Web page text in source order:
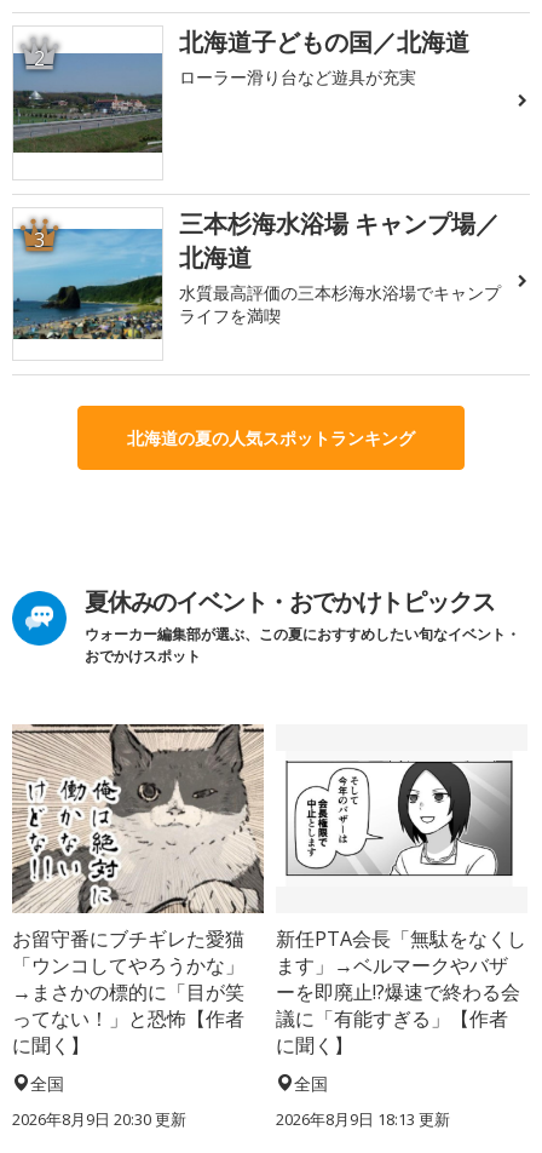
2 北海道子どもの国／北海道
ローラー滑り台など遊具が充実
3
三本杉海水浴場 キャンプ場／
北海道
水質最高評価の三本杉海水浴場でキャンプ
ライフを満喫
北海道の夏の人気スポットランキング
夏休みのイベント・おでかけトピックス
ウォーカー編集部が選ぶ、この夏におすすめしたい旬なイベント・
おでかけスポット
お留守番にブチギレた愛猫
「ウンコしてやろうかな」
→まさかの標的に「目が笑
ってない！」と恐怖【作者
に聞く】
全国
2026年8月9日 20:30更新
新任PTA会長「無駄をなくし
ます」→ベルマークやバザ
ーを即廃止!?爆速で終わる会
議に「有能すぎる」【作者
に聞く】
全国
2026年8月9日 18:13 更新